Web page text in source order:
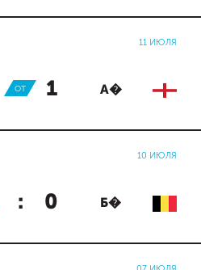
11 ИЮЛЯ
: 1 А�
ОТ
10 ИЮЛЯ
: 0 Б�